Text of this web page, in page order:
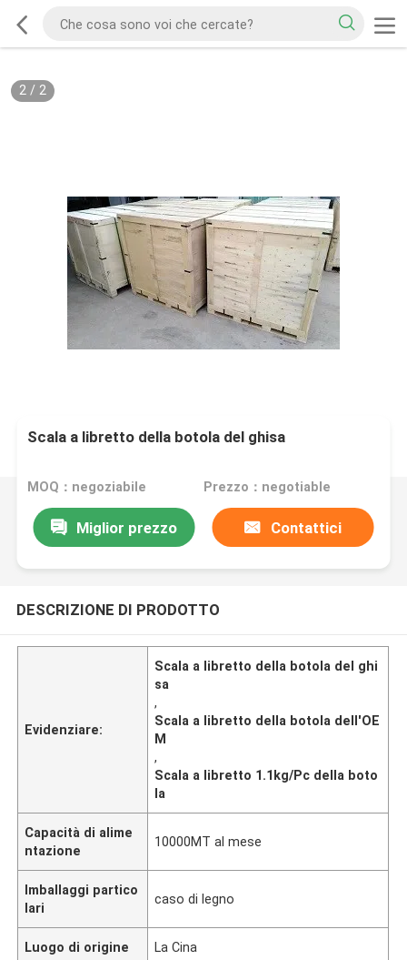
2/ 2
Scala a libretto della botola del ghisa
MOQ：negoziabile Prezzo：negotiable
Miglior prezzo Contattici
DESCRIZIONE DI PRODOTTO
Evidenziare:
Scala a libretto della botola del ghi
sa
,
Scala a libretto della botola dell'OE
M
,
Scala a libretto 1.1kg/Pc della boto
la
Capacità di alime
ntazione
10000MT al mese
Imballaggi partico
lari
caso di legno
Luogo di origine La Cina